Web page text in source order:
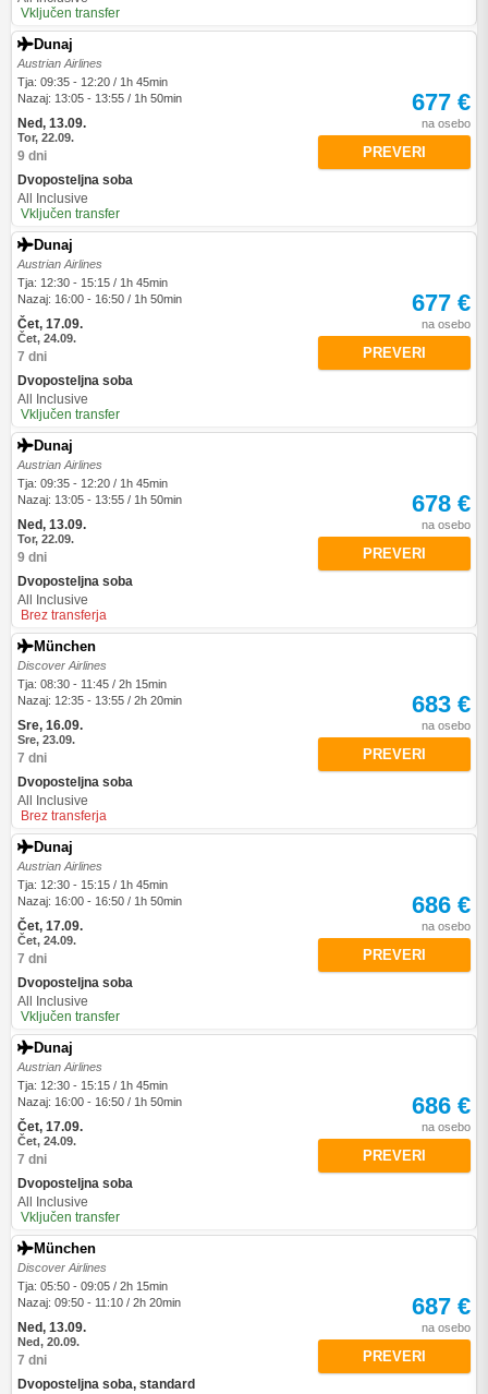
Vključen transfer
Dunaj
Austrian Airlines
Tja: 09:35 - 12:20 / 1h 45min
Nazaj: 13:05 - 13:55 / 1h 50min
Ned, 13.09.
Tor, 22.09.
9 dni
Dvoposteljna soba
All Inclusive
Vključen transfer
677 €
na osebo
PREVERI
Dunaj
Austrian Airlines
Tja: 12:30 - 15:15 / 1h 45min
Nazaj: 16:00 - 16:50 / 1h 50min
Čet, 17.09.
Čet, 24.09.
7 dni
Dvoposteljna soba
All Inclusive
Vključen transfer
677 €
na osebo
PREVERI
Dunaj
Austrian Airlines
Tja: 09:35 - 12:20 / 1h 45min
Nazaj: 13:05 - 13:55 / 1h 50min
Ned, 13.09.
Tor, 22.09.
9 dni
Dvoposteljna soba
All Inclusive
Brez transferja
678 €
na osebo
PREVERI
München
Discover Airlines
Tja: 08:30 - 11:45 / 2h 15min
Nazaj: 12:35 - 13:55 / 2h 20min
Sre, 16.09.
Sre, 23.09.
7 dni
Dvoposteljna soba
All Inclusive
Brez transferja
683 €
na osebo
PREVERI
Dunaj
Austrian Airlines
Tja: 12:30 - 15:15 / 1h 45min
Nazaj: 16:00 - 16:50 / 1h 50min
Čet, 17.09.
Čet, 24.09.
7 dni
Dvoposteljna soba
All Inclusive
Vključen transfer
686 €
na osebo
PREVERI
Dunaj
Austrian Airlines
Tja: 12:30 - 15:15 / 1h 45min
Nazaj: 16:00 - 16:50 / 1h 50min
Čet, 17.09.
Čet, 24.09.
7 dni
Dvoposteljna soba
All Inclusive
Vključen transfer
686 €
na osebo
PREVERI
München
Discover Airlines
Tja: 05:50 - 09:05 / 2h 15min
Nazaj: 09:50 - 11:10 / 2h 20min
Ned, 13.09.
Ned, 20.09.
7 dni
Dvoposteljna soba, standard
687 €
na osebo
PREVERI